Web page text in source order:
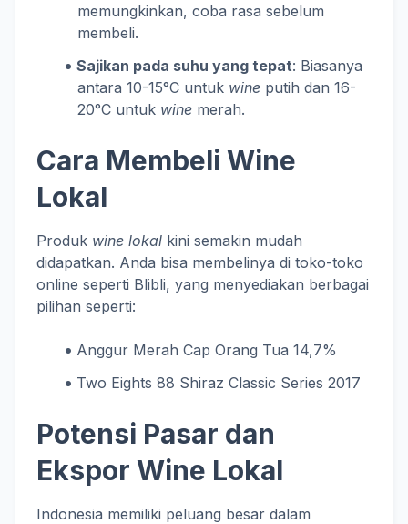
memungkinkan, coba rasa sebelum
membeli.
Sajikan pada suhu yang tepat: Biasanya
antara 10-15°C untuk wineputih dan 16-
20°C untuk winemerah.
Cara Membeli Wine
Lokal
Produk wine lokal kini semakin mudah
didapatkan. Anda bisa membelinya di toko-toko
online seperti Blibli, yang menyediakan berbagai
pilihan seperti:
Anggur Merah Cap Orang Tua 14,7%
Two Eights 88 Shiraz Classic Series 2017
Potensi Pasar dan
Ekspor Wine Lokal
Indonesia memiliki peluang besar dalam